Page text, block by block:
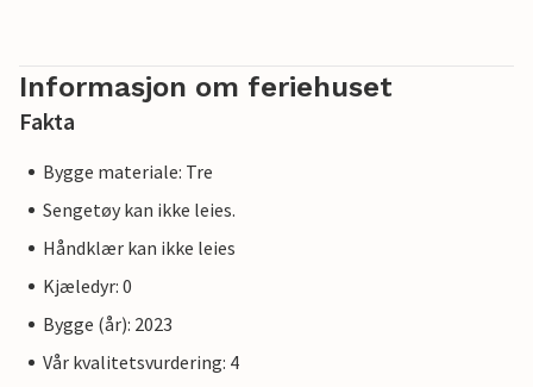
Informasjon om feriehuset
Fakta
Bygge materiale: Tre
Sengetøy kan ikke leies.
Håndklær kan ikke leies
Kjæledyr: 0
Bygge (år): 2023
Vår kvalitetsvurdering: 4